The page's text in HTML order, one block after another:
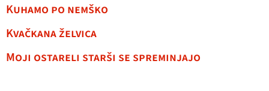
Kuhamo po nemško
Kvačkana želvica
Moji ostareli starši se spreminjajo